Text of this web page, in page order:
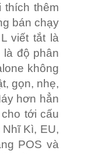
thích thêm
bán chạy
viết tắt là
là độ phân
không
gọn, nhẹ,
hơn hẳn
tới cấu
Kì, EU,
POS và